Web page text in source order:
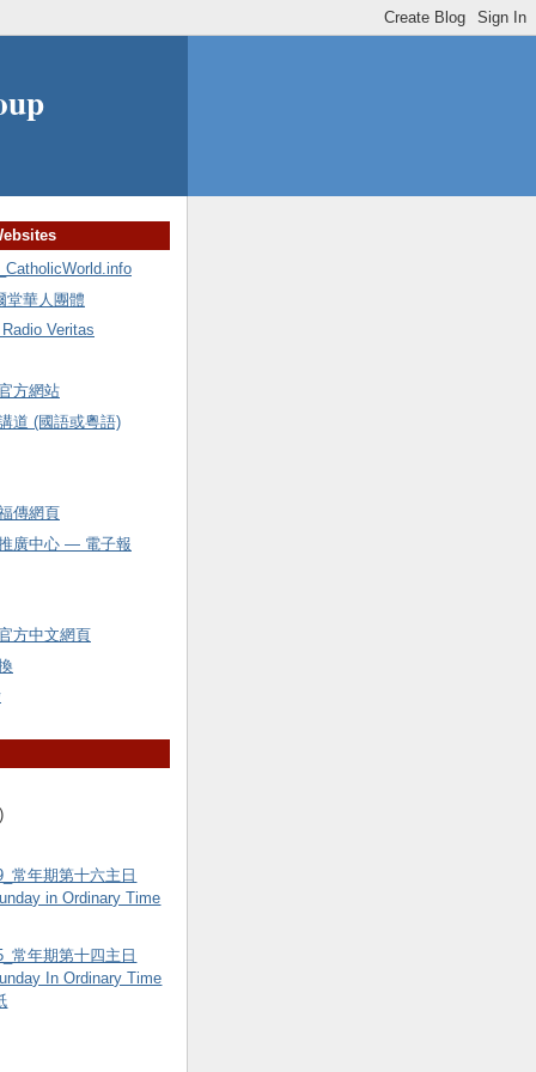
堂華人團體
Veritas
方網站
道 (國語或粵語)
傳網頁
廣中心 — 電子報
方中文網頁
常年期第十六主日
in Ordinary Time
常年期第十四主日
In Ordinary Time